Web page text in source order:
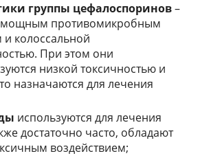
группы цефалоспоринов–
мощным противомикробным
и колоссальной
При этом они
низкой токсичностью и
назначаются для лечения
используются для лечения
достаточно часто, обладают
воздействием;